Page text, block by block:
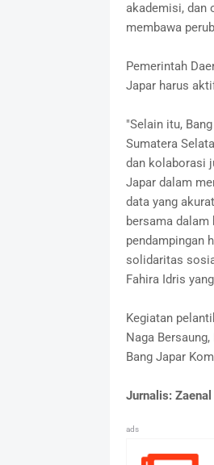
akademisi, dan
membawa
Pemerintah
Japar harus
"Selain itu,
Sumatera
dan kolaborasi
Japar dalam
data yang
bersama dalam
pendampingan
solidaritas
Fahira Idris
Kegiatan
Naga
Bang Japar
Jurnalis:
ads